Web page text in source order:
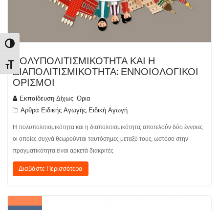
Εναλλαγή Υψηλής Αντίθεσης
Εναλλαγή Μεγέθους Γραμμάτων
ΠΟΛΥΠΟΛΙΤΙΣΜΙΚΟΤΗΤΑ ΚΑΙ Η
ΔΙΑΠΟΛΙΤΙΣΜΙΚΟΤΗΤΑ: ΕΝΝΟΙΟΛΟΓΙΚΟΙ
ΟΡΙΣΜΟΙ
Εκπαίδευση Δίχως 'Ορια
Αρθρα Ειδικής Αγωγής, Ειδική Αγωγή
Η πολυπολιτισμικότητα και η διαπολιτισμικότητα, αποτελούν δύο έννοιες
οι οποίες συχνά θεωρούνται ταυτόσημες μεταξύ τους, ωστόσο στην
πραγματικότητα είναι αρκετά διακριτές
Διαβάστε Περισσότερα